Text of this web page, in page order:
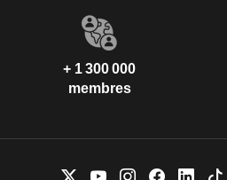
+ 1 300 000
membres